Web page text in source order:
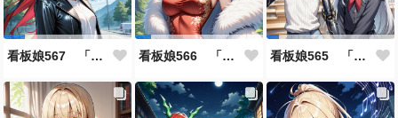
看板娘567 「雪村恋のよもやま話」 看板娘566 「ナンシー・ツァオのよもやま話」 看板娘565 「銀一族」